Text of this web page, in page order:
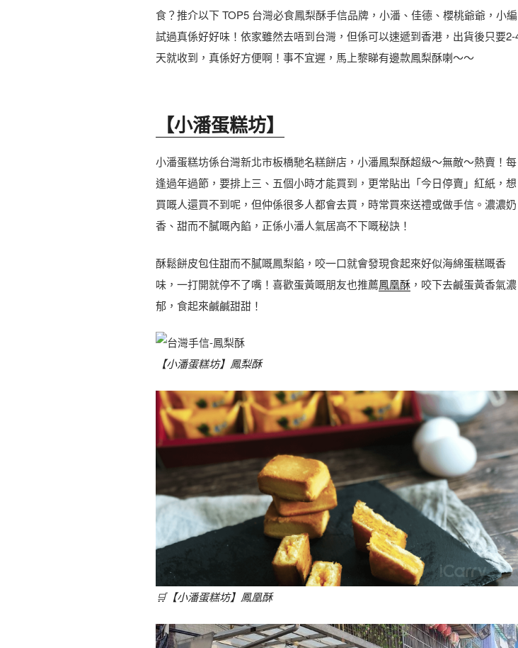
食？推介以下 TOP5 台灣必食鳳梨酥手信品牌，小潘、佳德、櫻桃爺爺，小編
試過真係好好味！依家雖然去唔到台灣，但係可以速遞到香港，出貨後只要2-
天就收到，真係好方便啊！事不宜遲，馬上黎睇有邊款鳳梨酥喇～～
【小潘蛋糕坊】
小潘蛋糕坊係台灣新北市板橋馳名糕餅店，小潘鳳梨酥超級～無敵～熱賣！每
逢過年過節，要排上三、五個小時才能買到，更常貼出「今日停賣」紅紙，想
買嘅人還買不到呢，但仲係很多人都會去買，時常買來送禮或做手信。濃濃奶
香、甜而不膩嘅內餡，正係小潘人氣居高不下嘅秘訣！
酥鬆餅皮包住甜而不膩嘅鳳梨餡，咬一口就會發現食起來好似海綿蛋糕嘅香
味，一打開就停不了嘴！喜歡蛋黃嘅朋友也推薦鳳凰酥 ，咬下去鹹蛋黃香氣濃
郁，食起來鹹鹹甜甜！
【小潘蛋糕坊】鳳梨酥
🛒【小潘蛋糕坊】鳳凰酥